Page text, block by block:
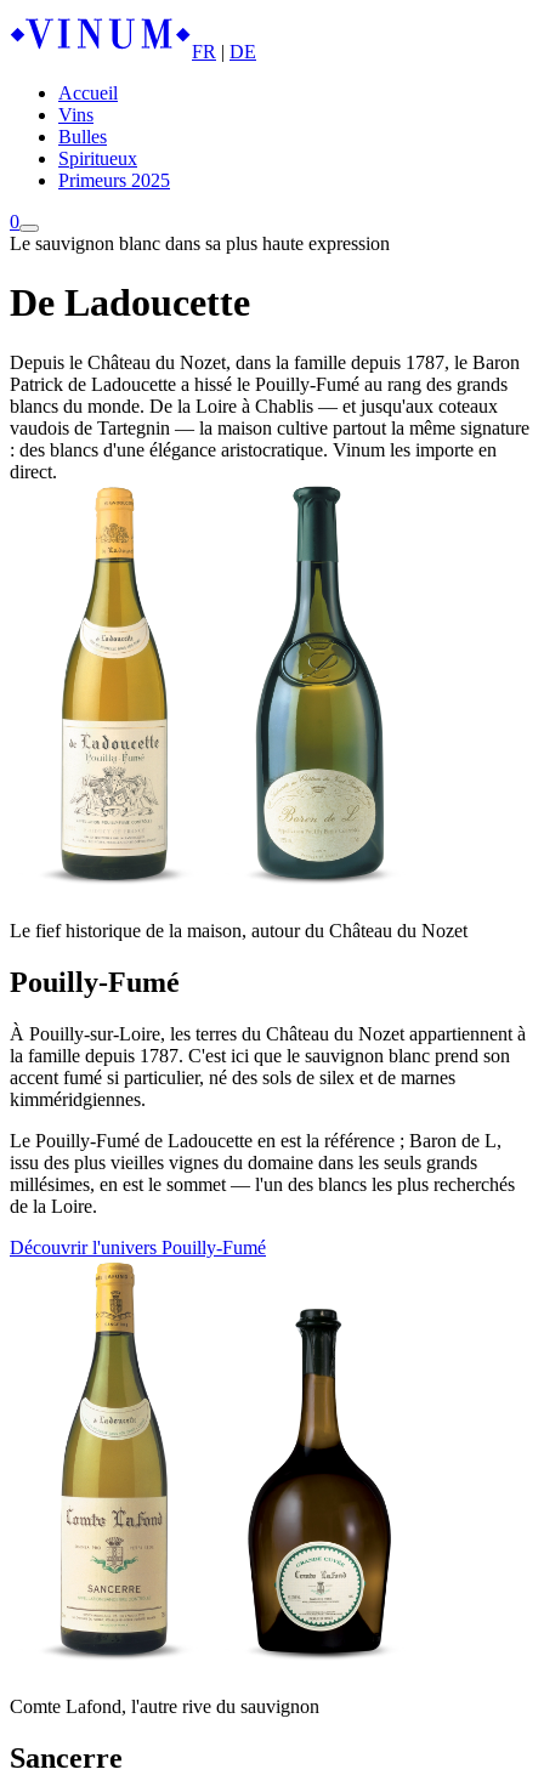
FR | DE
Accueil
Vins
Bulles
Spiritueux
Primeurs 2025
0
Le sauvignon blanc dans sa plus haute expression
De Ladoucette
Depuis le Château du Nozet, dans la famille depuis 1787, le Baron
Patrick de Ladoucette a hissé le Pouilly-Fumé au rang des grands
blancs du monde. De la Loire à Chablis — et jusqu'aux coteaux
vaudois de Tartegnin — la maison cultive partout la même signature
: des blancs d'une élégance aristocratique. Vinum les importe en
direct.
Le fief historique de la maison, autour du Château du Nozet
Pouilly-Fumé
À Pouilly-sur-Loire, les terres du Château du Nozet appartiennent à
la famille depuis 1787. C'est ici que le sauvignon blanc prend son
accent fumé si particulier, né des sols de silex et de marnes
kimméridgiennes.
Le Pouilly-Fumé de Ladoucette en est la référence ; Baron de L,
issu des plus vieilles vignes du domaine dans les seuls grands
millésimes, en est le sommet — l'un des blancs les plus recherchés
de la Loire.
Découvrir l'univers Pouilly-Fumé
Comte Lafond, l'autre rive du sauvignon
Sancerre